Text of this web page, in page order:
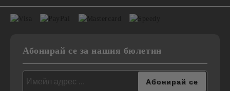
Абонирай се за нашия бюлетин